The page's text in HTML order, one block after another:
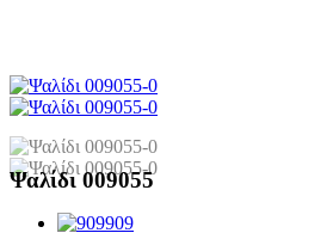
Ψαλίδι 009055